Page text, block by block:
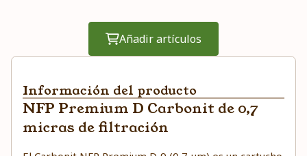
Añadir artículos
Información del producto
NFP Premium D Carbonit de 0,7
micras de filtración